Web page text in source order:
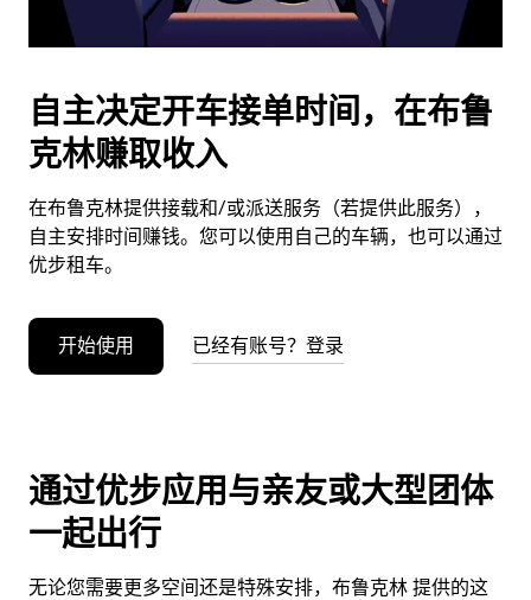
闭
日
历。
自主决定开车接单时间，在布鲁
克林赚取收入
在布鲁克林提供接载和/或派送服务（若提供此服务），
自主安排时间赚钱。您可以使用自己的车辆，也可以通过
优步租车。
开始使用 已经有账号？登录
通过优步应用与亲友或大型团体
一起出行
无论您需要更多空间还是特殊安排，布鲁克林 提供的这